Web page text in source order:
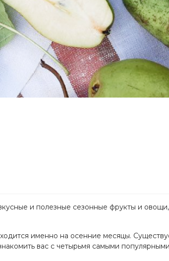
и полезные сезонные фрукты и
именно на осенние месяцы.
вас с четырьмя самыми